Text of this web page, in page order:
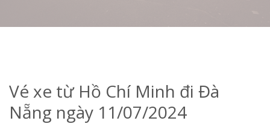
Vé xe từ Hồ Chí Minh đi Đà
Nẵng ngày 11/07/2024